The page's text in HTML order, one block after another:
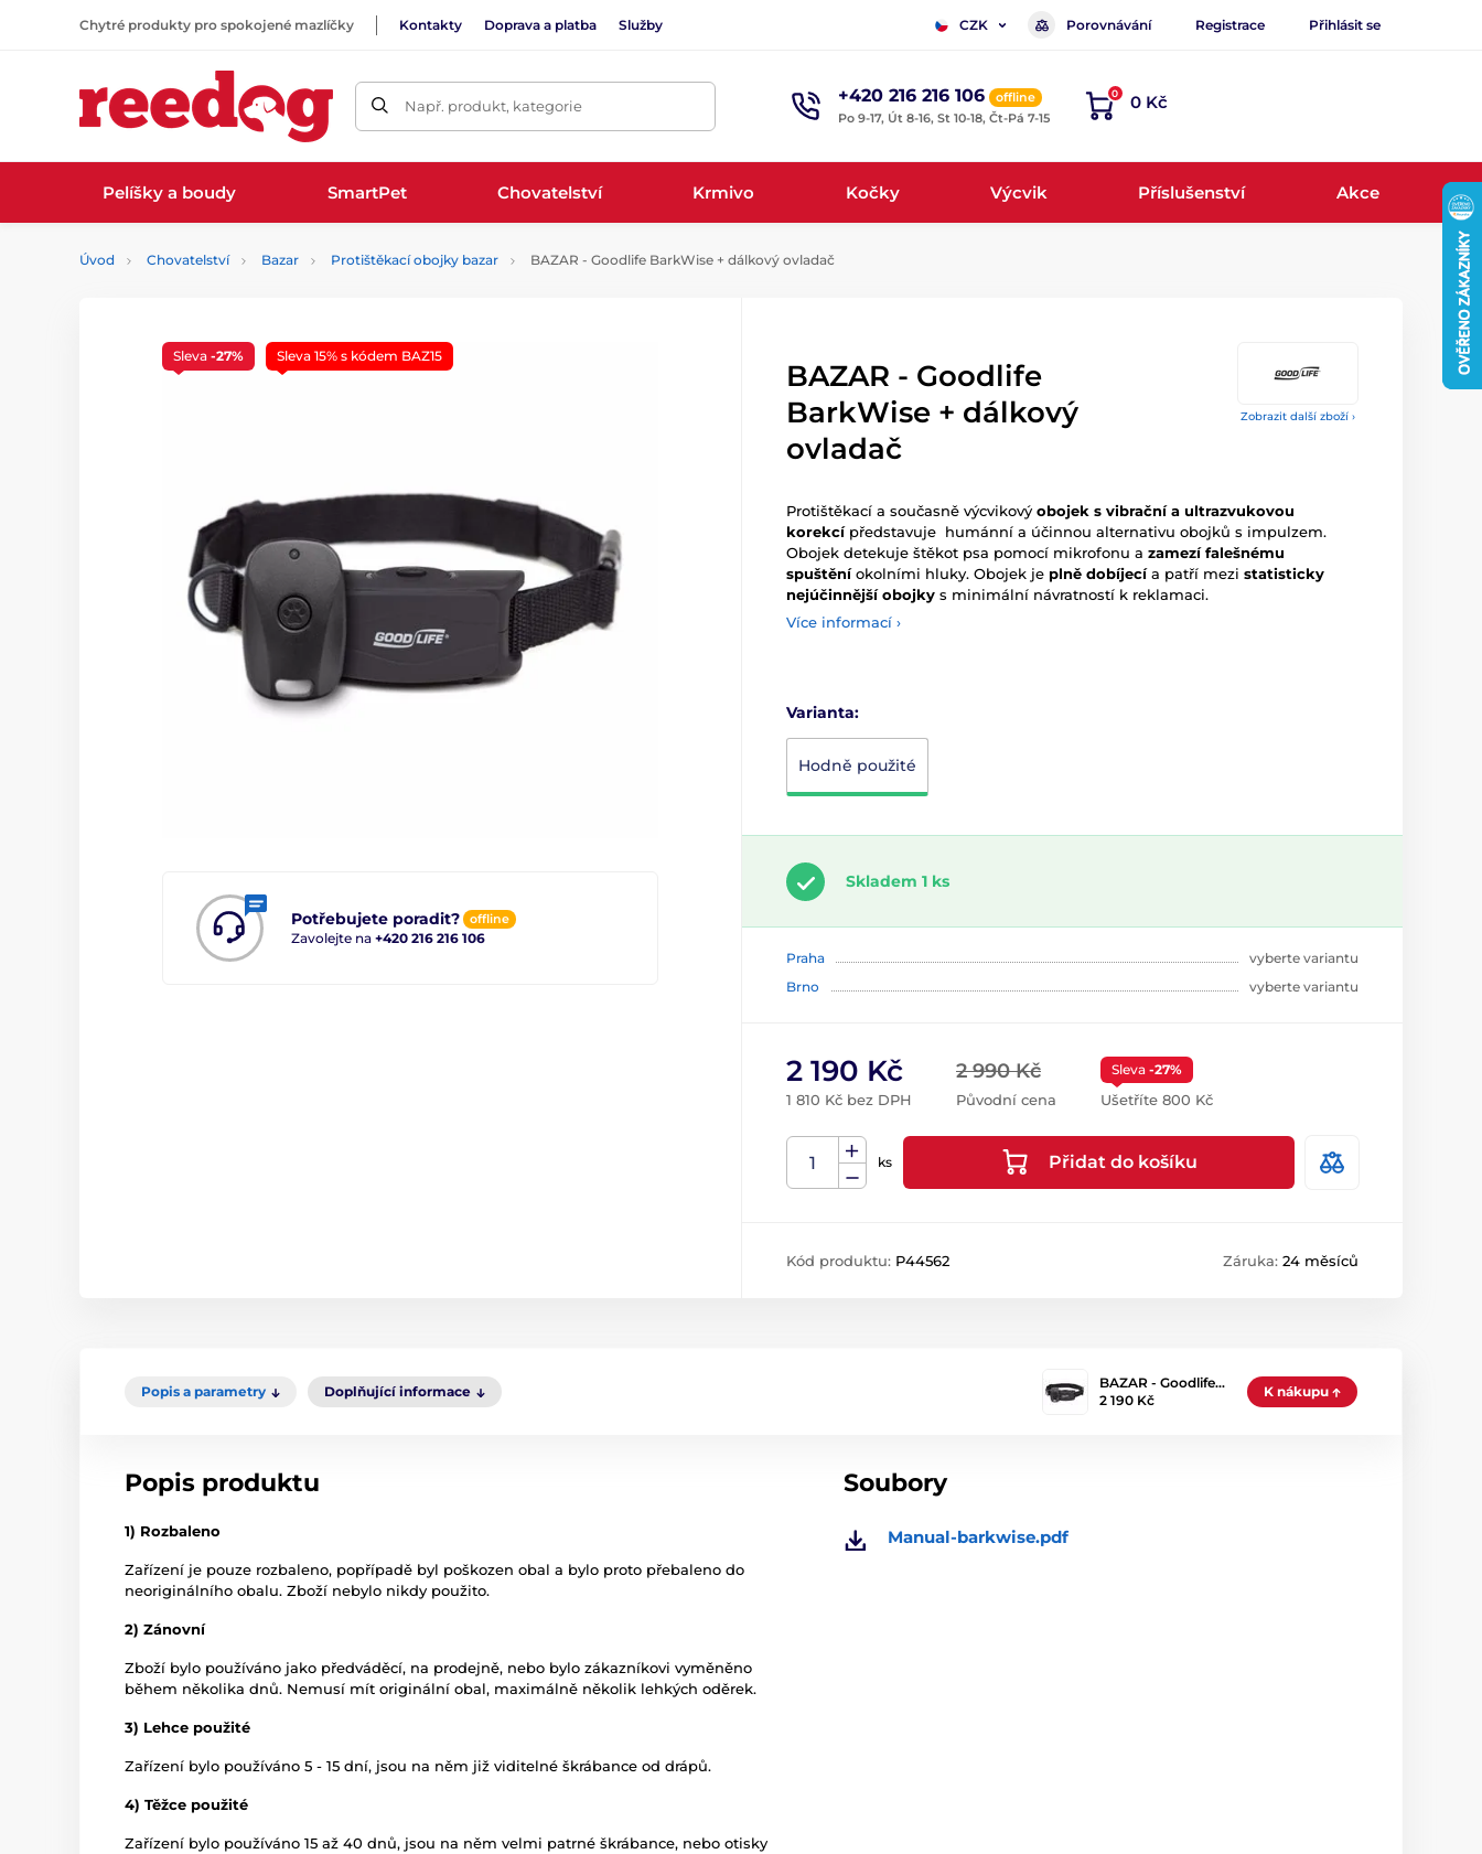
Chytré produkty pro spokojené mazlíčky Kontakty Doprava a platba Služby CZK Porovnávání Registrace Přihlásit se
Např. produkt, kategorie +420 216 216 106
offline
Po 9-17, Út 8-16, St 10-18, Čt-Pá 7-15
0 0 Kč
Pelíšky a boudy SmartPet Chovatelství Krmivo Kočky Výcvik Příslušenství Akce
Úvod Chovatelství Bazar Protištěkací obojky bazar BAZAR - Goodlife BarkWise + dálkový ovladač
Zobrazit další zboží ›
Potřebujete poradit? offline
Zavolejte na +420 216 216 106
Sleva -27% Sleva 15% s kódem BAZ15
BAZAR - Goodlife
BarkWise + dálkový
ovladač
Protištěkací a současně výcvikový obojek s vibrační a ultrazvukovou
korekcípředstavuje humánní a účinnou alternativu obojků s impulzem.
Obojek detekuje štěkot psa pomocí mikrofonu a zamezí falešnému
spuštěníokolními hluky. Obojek je plně dobíjecía patří mezi statisticky
nejúčinnější obojky s minimální návratností k reklamaci.
Více informací ›
Varianta:
Hodně použité
Skladem 1 ks
Praha
vyberte variantu
Brno
vyberte variantu
2 990 Kč
Původní cena
2 190 Kč
1 810 Kč bez DPH
Sleva -27%
Ušetříte 800 Kč
ks Přidat do košíku
Kód produktu: P44562 Záruka: 24 měsíců
Popis a parametry Doplňující informace
BAZAR - Goodlife…
2 190 Kč
K nákupu
Popis produktu
1) Rozbaleno
Zařízení je pouze rozbaleno, popřípadě byl poškozen obal a bylo proto přebaleno do
neoriginálního obalu. Zboží nebylo nikdy použito.
2) Zánovní
Zboží bylo používáno jako předváděcí, na prodejně, nebo bylo zákazníkovi vyměněno
během několika dnů. Nemusí mít originální obal, maximálně několik lehkých oděrek.
3) Lehce použité
Zařízení bylo používáno 5 - 15 dní, jsou na něm již viditelné škrábance od drápů.
4) Těžce použité
Zařízení bylo používáno 15 až 40 dnů, jsou na něm velmi patrné škrábance, nebo otisky
Soubory
Manual-barkwise.pdf